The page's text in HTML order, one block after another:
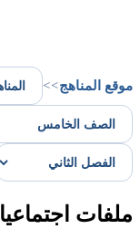
موقع المناهج>>
ملفات